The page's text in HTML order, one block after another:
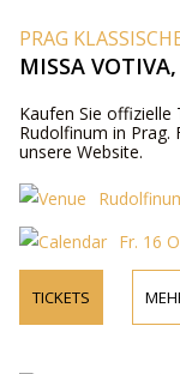
PRAG
MISSA
Kaufen Sie offizielle
Rudolfinum in Prag.
unsere Website.
Fr. 16
TICKETS